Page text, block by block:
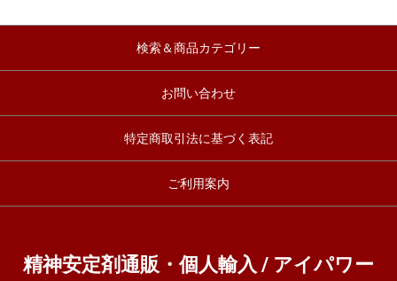
検索＆商品カテゴリー
お問い合わせ
特定商取引法に基づく表記
ご利用案内
精神安定剤通販・個人輸入 / アイパワー